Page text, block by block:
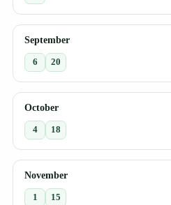
September
6 20
October
4 18
November
1 15